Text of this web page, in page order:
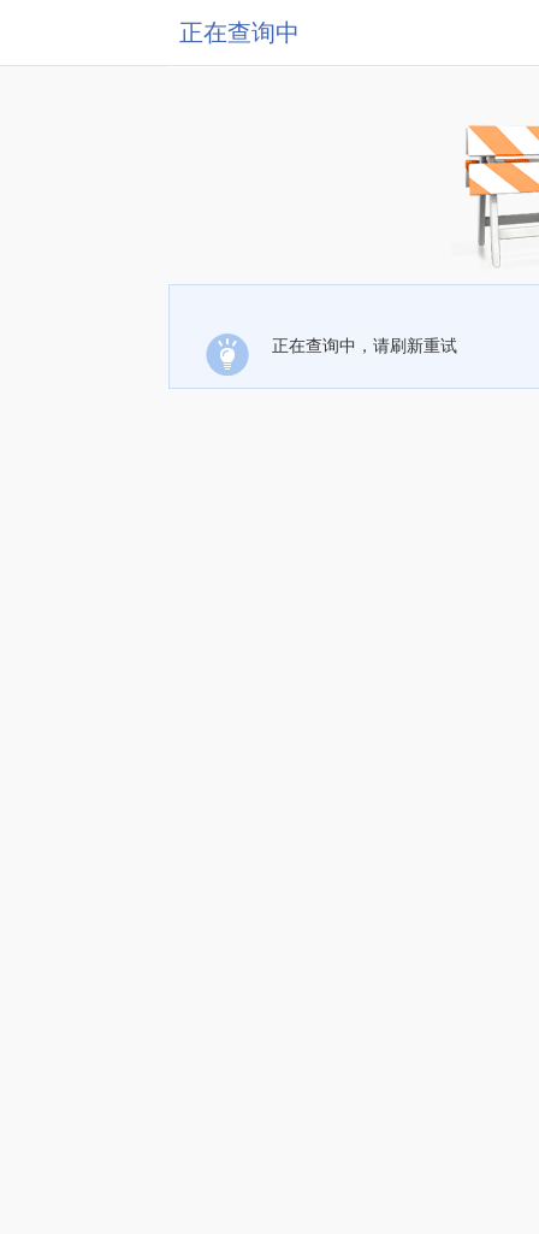
正在查询中
正在查询中，请刷新重试